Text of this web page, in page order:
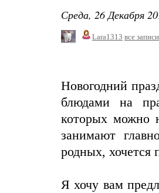
Среда, 26 Декабря
Lara1313 все
Новогодний
блюдами на
которых можно
занимают
родных, хочется
Я хочу вам